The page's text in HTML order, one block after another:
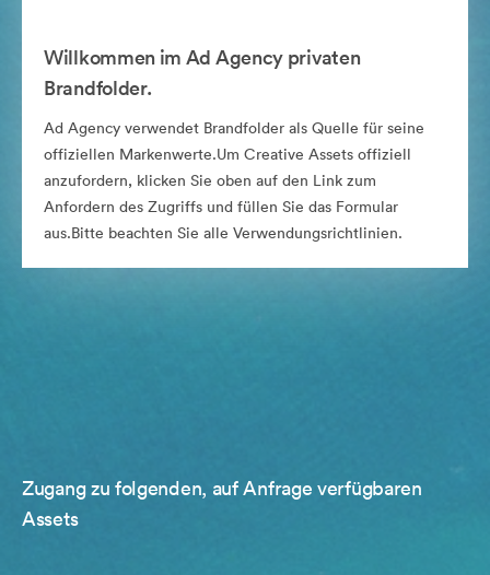
Willkommen im Ad Agency privaten
Brandfolder.
Ad Agency verwendet Brandfolder als Quelle für seine
offiziellen Markenwerte.Um Creative Assets offiziell
anzufordern, klicken Sie oben auf den Link zum
Anfordern des Zugriffs und füllen Sie das Formular
aus.Bitte beachten Sie alle Verwendungsrichtlinien.
Zugang zu folgenden, auf Anfrage verfügbaren
Assets